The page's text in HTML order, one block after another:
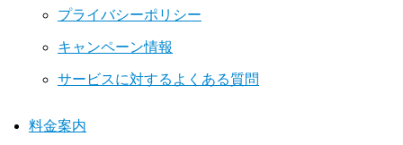
プライバシーポリシー
キャンペーン情報
サービスに対するよくある質問
料金案内